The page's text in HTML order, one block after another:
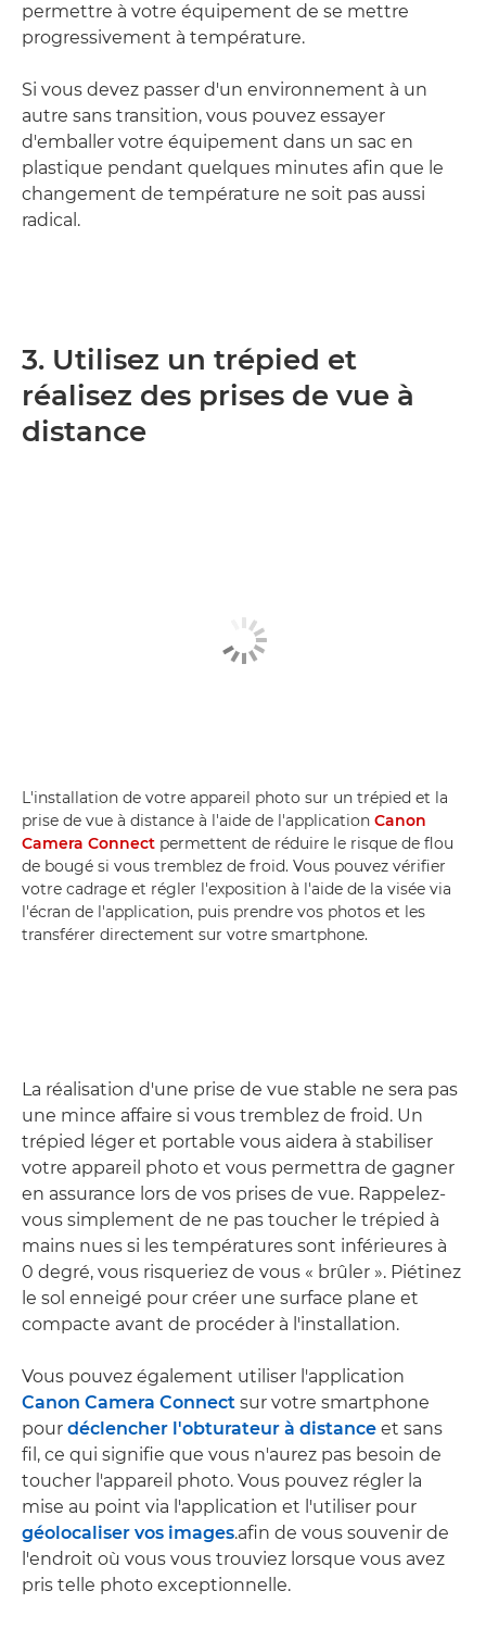
permettre à votre équipement de se mettre
progressivement à température.
Si vous devez passer d'un environnement à un
autre sans transition, vous pouvez essayer
d'emballer votre équipement dans un sac en
plastique pendant quelques minutes afin que le
changement de température ne soit pas aussi
radical.
3. Utilisez un trépied et
réalisez des prises de vue à
distance
L'installation de votre appareil photo sur un trépied et la
prise de vue à distance à l'aide de l'application Canon
Camera Connect permettent de réduire le risque de flou
de bougé si vous tremblez de froid. Vous pouvez vérifier
votre cadrage et régler l'exposition à l'aide de la visée via
l'écran de l'application, puis prendre vos photos et les
transférer directement sur votre smartphone.
La réalisation d'une prise de vue stable ne sera pas
une mince affaire si vous tremblez de froid. Un
trépied léger et portable vous aidera à stabiliser
votre appareil photo et vous permettra de gagner
en assurance lors de vos prises de vue. Rappelez-
vous simplement de ne pas toucher le trépied à
mains nues si les températures sont inférieures à
0 degré, vous risqueriez de vous « brûler ». Piétinez
le sol enneigé pour créer une surface plane et
compacte avant de procéder à l'installation.
Vous pouvez également utiliser l'application
Canon Camera Connect sur votre smartphone
pour déclencher l'obturateur à distance et sans
fil, ce qui signifie que vous n'aurez pas besoin de
toucher l'appareil photo. Vous pouvez régler la
mise au point via l'application et l'utiliser pour
géolocaliser vos images.afin de vous souvenir de
l'endroit où vous vous trouviez lorsque vous avez
pris telle photo exceptionnelle.